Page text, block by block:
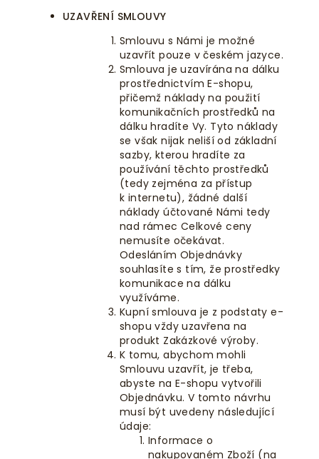
UZAVŘENÍ SMLOUVY
Smlouvu s Námi je možné
uzavřít pouze v českém jazyce.
Smlouva je uzavírána na dálku
prostřednictvím E-shopu,
přičemž náklady na použití
komunikačních prostředků na
dálku hradíte Vy. Tyto náklady
se však nijak neliší od základní
sazby, kterou hradíte za
používání těchto prostředků
(tedy zejména za přístup
k internetu), žádné další
náklady účtované Námi tedy
nad rámec Celkové ceny
nemusíte očekávat.
Odesláním Objednávky
souhlasíte s tím, že prostředky
komunikace na dálku
využíváme.
Kupní smlouva je z podstaty e-
shopu vždy uzavřena na
produkt Zakázkové výroby.
K tomu, abychom mohli
Smlouvu uzavřít, je třeba,
abyste na E-shopu vytvořili
Objednávku. V tomto návrhu
musí být uvedeny následující
údaje:
Informace o
nakupovaném Zboží (na